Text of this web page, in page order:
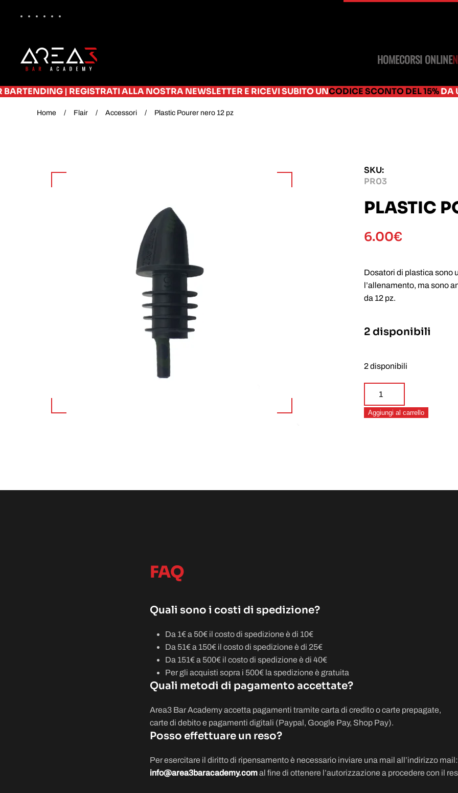
HOMECORSI ONLINE
|REGISTRATI ALLA NOSTRA NEWSLETTER E RICEVI SUBITO UNCODICE SCONTO DEL 15%DA USARE SU
Home Flair Accessori Plastic Pourer nero 12 pz
SKU:
PR03
PLASTIC
6.00€
Dosatori di plastica sono
l’allenamento, ma sono
da 12 pz.
2 disponibili
2 disponibili
nero
Aggiungi al carrello
FAQ
Quali sono i costi di spedizione?
Da 1€ a 50€ il costo di spedizione è di 10€
Da 51€ a 150€ il costo di spedizione è di 25€
Da 151€ a 500€ il costo di spedizione è di 40€
Per gli acquisti sopra i 500€ la spedizione è gratuita
Quali metodi di pagamento accettate?
Area3 Bar Academy accetta pagamenti tramite carta di credito o carte prepagate,
carte di debito e pagamenti digitali (Paypal, Google Pay, Shop Pay).
Posso effettuare un reso?
Per esercitare il diritto di ripensamento è necessario inviare una mail all’indirizzo mail:
info@area3baracademy.comal fine di ottenere l’autorizzazione a procedere con il